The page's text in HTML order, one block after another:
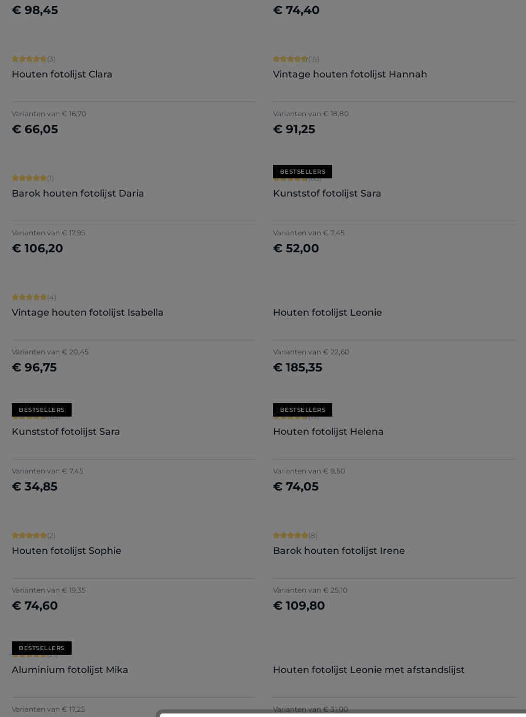
€ 98,45
Nu configureren € 74,40
Nu configureren
Gemiddelde waardering van 5 van 5 sterren
(3)
Houten fotolijst Clara
Varianten van € 16,70
€ 66,05
Nu configureren
Gemiddelde waardering van 4.87 van 5 sterren
(15)
Vintage houten fotolijst Hannah
Varianten van € 18,80
€ 91,25
Nu configureren
Gemiddelde waardering van 5 van 5 sterren
(1)
Barok houten fotolijst Daria
Varianten van € 17,95
€ 106,20
Nu configureren
BESTSELLERS
Gemiddelde waardering van 4.71 van 5 sterren
(85)
Kunststof fotolijst Sara
Varianten van € 7,45
€ 52,00
Nu configureren
Gemiddelde waardering van 5 van 5 sterren
(4)
Vintage houten fotolijst Isabella
Varianten van € 20,45
€ 96,75
Nu configureren
Houten fotolijst Leonie
Varianten van € 22,60
€ 185,35
Nu configureren
BESTSELLERS
Gemiddelde waardering van 4.71 van 5 sterren
(85)
Kunststof fotolijst Sara
Varianten van € 7,45
€ 34,85
Nu configureren
BESTSELLERS
Gemiddelde waardering van 4.8 van 5 sterren
(15)
Houten fotolijst Helena
Varianten van € 9,50
€ 74,05
Nu configureren
Gemiddelde waardering van 5 van 5 sterren
(2)
Houten fotolijst Sophie
Varianten van € 19,35
€ 74,60
Nu configureren
Gemiddelde waardering van 5 van 5 sterren
(8)
Barok houten fotolijst Irene
Varianten van € 25,10
€ 109,80
Nu configureren
BESTSELLERS
Gemiddelde waardering van 5 van 5 sterren
(21)
Aluminium fotolijst Mika
Varianten van € 17,25
Houten fotolijst Leonie met afstandslijst
Varianten van€ 31,00